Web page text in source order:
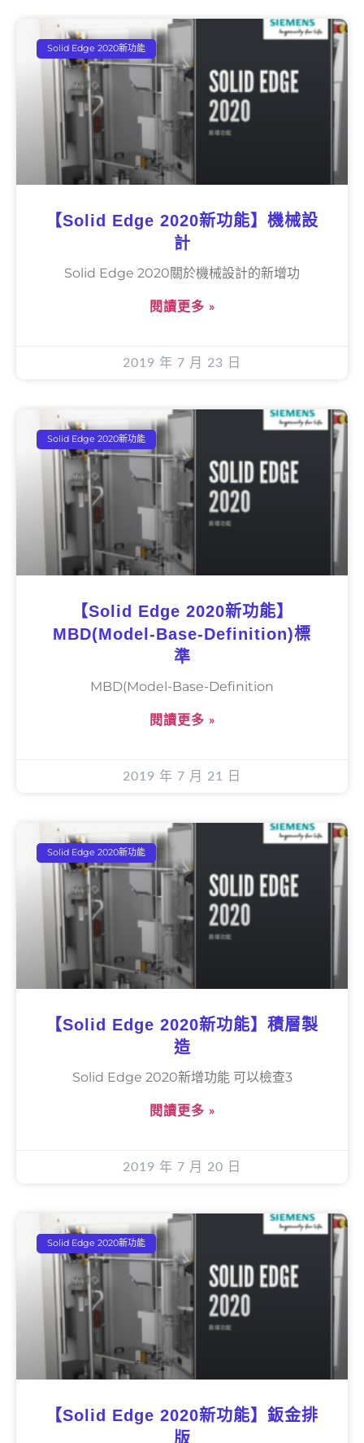
Solid Edge 2020新功能
【Solid Edge 2020新功能】機械設
計
Solid Edge 2020關於機械設計的新增功
閱讀更多 »
2019 年 7 月 23 日
Solid Edge 2020新功能
【Solid Edge 2020新功能】
MBD(Model-Base-Definition)標
準
MBD(Model-Base-Definition
閱讀更多 »
2019 年 7 月 21 日
Solid Edge 2020新功能
【Solid Edge 2020新功能】積層製
造
Solid Edge 2020新增功能 可以檢查3
閱讀更多 »
2019 年 7 月 20 日
Solid Edge 2020新功能
【Solid Edge 2020新功能】鈑金排
版